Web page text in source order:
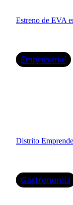
Estreno de EVA
Empresarial
Distrito
Gastronomía